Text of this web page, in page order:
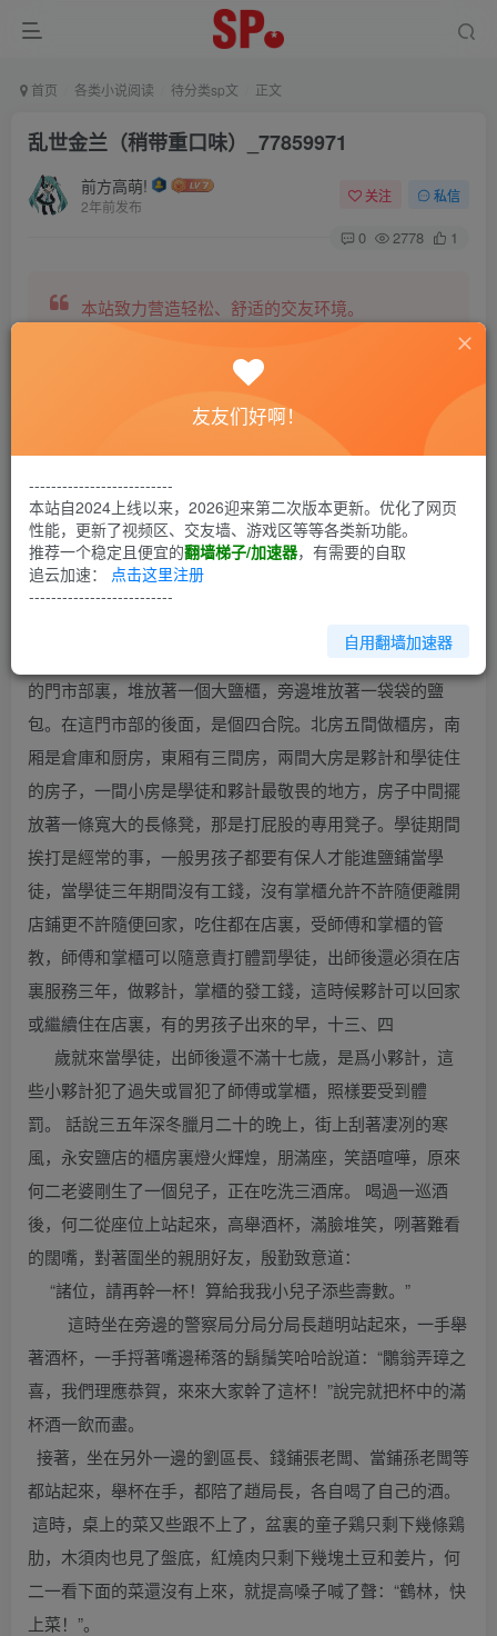
首页 各类小说阅读 待分类sp文 正文
乱世金兰（稍带重口味）_77859971
前方高萌!
2年前发布
关注 私信
0 2778 1
本站致力营造轻松、舒适的交友环境。
另有小说阅读站点，网罗包括训诫文、腐文在内的
第1回
離河北薊縣縣城不遠的新莊鎮東邊有個永安鹽店，坐落在東
街的中間地段，它的左邊是警察分局，右邊是區公所。它臨
財東家兼掌櫃他排行老二，大家都叫他何二掌櫃。永安鹽店
的門市部裏，堆放著一個大鹽櫃，旁邊堆放著一袋袋的鹽
包。在這門市部的後面，是個四合院。北房五間做櫃房，南
厢是倉庫和厨房，東厢有三間房，兩間大房是夥計和學徒住
的房子，一間小房是學徒和夥計最敬畏的地方，房子中間擺
放著一條寬大的長條凳，那是打屁股的專用凳子。學徒期間
挨打是經常的事，一般男孩子都要有保人才能進鹽鋪當學
徒，當學徒三年期間沒有工錢，沒有掌櫃允許不許隨便離開
店鋪更不許隨便回家，吃住都在店裏，受師傅和掌櫃的管
教，師傅和掌櫃可以隨意責打體罰學徒，出師後還必須在店
裏服務三年，做夥計，掌櫃的發工錢，這時候夥計可以回家
或繼續住在店裏，有的男孩子出來的早，十三、四
歲就來當學徒，出師後還不滿十七歲，是爲小夥計，這
些小夥計犯了過失或冒犯了師傅或掌櫃，照樣要受到體
罰。 話說三五年深冬臘月二十的晚上，街上刮著凄冽的寒
風，永安鹽店的櫃房裏燈火輝煌，朋滿座，笑語喧嘩，原來
何二老婆剛生了一個兒子，正在吃洗三酒席。 喝過一巡酒
後，何二從座位上站起來，高舉酒杯，滿臉堆笑，咧著難看
的闊嘴，對著圍坐的親朋好友，殷勤致意道：
“諸位，請再幹一杯！算給我我小兒子添些壽數。”
這時坐在旁邊的警察局分局分局長趙明站起來，一手舉
著酒杯，一手捋著嘴邊稀落的鬍鬚笑哈哈說道：“鷳翁弄璋之
喜，我們理應恭賀，來來大家幹了這杯！”說完就把杯中的滿
杯酒一飲而盡。
接著，坐在另外一邊的劉區長、錢鋪張老闆、當鋪孫老闆等
都站起來，舉杯在手，都陪了趙局長，各自喝了自己的酒。
這時，桌上的菜又些跟不上了，盆裏的童子鶏只剩下幾條鶏
肋，木須肉也見了盤底，紅燒肉只剩下幾塊土豆和姜片，何
二一看下面的菜還沒有上來，就提高嗓子喊了聲：“鶴林，快
上菜！”。
友友们好啊！
--------------------------
本站自2024上线以来，2026迎来第二次版本更新。优化了网页
性能，更新了视频区、交友墙、游戏区等等各类新功能。
推荐一个稳定且便宜的翻墙梯子/加速器，有需要的自取
追云加速： 点击这里注册
--------------------------
自用翻墙加速器